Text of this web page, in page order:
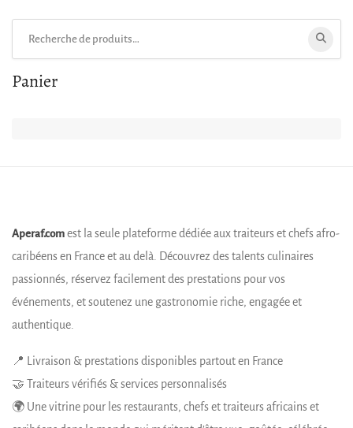
Panier
Aperaf.com est la seule plateforme dédiée aux traiteurs et chefs afro-
caribéens en France et au delà. Découvrez des talents culinaires
passionnés, réservez facilement des prestations pour vos
événements, et soutenez une gastronomie riche, engagée et
authentique.
📍 Livraison & prestations disponibles partout en France
🤝 Traiteurs vérifiés & services personnalisés
🌍 Une vitrine pour les restaurants, chefs et traiteurs africains et